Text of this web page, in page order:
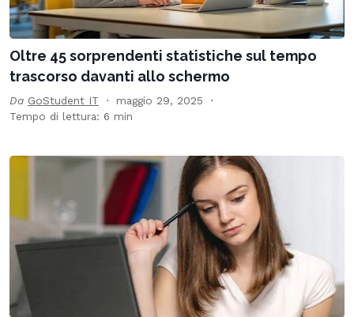
Oltre 45 sorprendenti statistiche sul tempo
trascorso davanti allo schermo
Da GoStudent IT
maggio 29, 2025
Tempo di lettura: 6 min